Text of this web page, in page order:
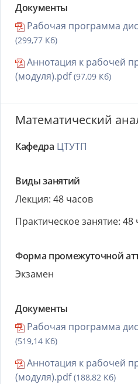
Документы
Рабочая программа
(299,77 Кб)
Аннотация к рабочей
(модуля).pdf(97,09 Кб)
Математический
Кафедра ЦТУТП
Виды занятий
Лекция: 48 часов
Практическое занятие: 48
Форма промежуточной
Экзамен
Документы
Рабочая программа
(519,14 Кб)
Аннотация к рабочей
(модуля).pdf(188,82 Кб)